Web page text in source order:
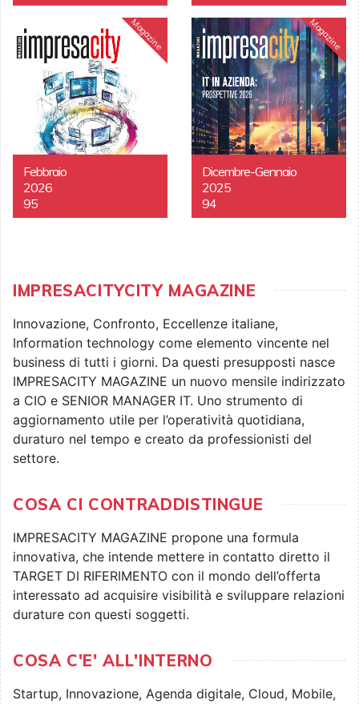
Magazine
Febbraio
2026
95
Magazine
Dicembre-Gennaio
2025
94
IMPRESACITYCITY MAGAZINE
Innovazione, Confronto, Eccellenze italiane,
Information technology come elemento vincente nel
business di tutti i giorni. Da questi presupposti nasce
IMPRESACITY MAGAZINE un nuovo mensile indirizzato
a CIO e SENIOR MANAGER IT. Uno strumento di
aggiornamento utile per l’operatività quotidiana,
duraturo nel tempo e creato da professionisti del
settore.
COSA CI CONTRADDISTINGUE
IMPRESACITY MAGAZINE propone una formula
innovativa, che intende mettere in contatto diretto il
TARGET DI RIFERIMENTO con il mondo dell’offerta
interessato ad acquisire visibilità e sviluppare relazioni
durature con questi soggetti.
COSA C'E' ALL'INTERNO
Startup, Innovazione, Agenda digitale, Cloud, Mobile,